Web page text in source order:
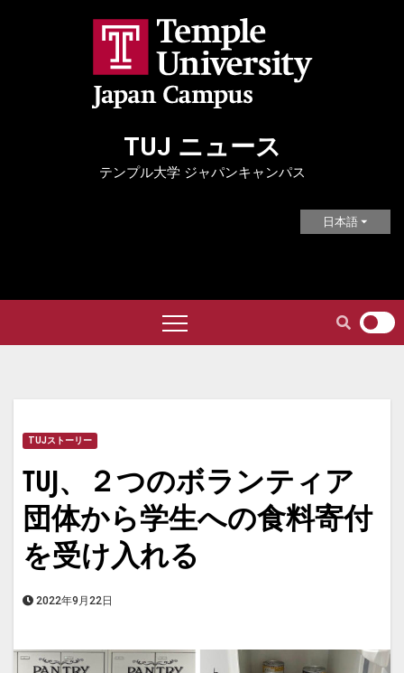
TUJ ニュース
テンプル大学 ジャパンキャンパス
日本語
TUJストーリー
TUJ、２つのボランティア
団体から学生への食料寄付
を受け入れる
2022年9月22日